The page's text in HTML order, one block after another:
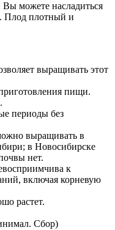
Вы можете насладиться
Плод плотный и
выращивать этот
пищи.
периоды без
выращивать в
в Новосибирске
нет.
к
включая корневую
растет.
Сбор)